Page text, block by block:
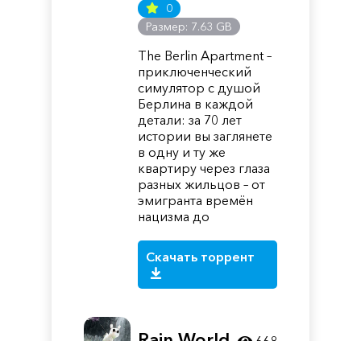
0
Размер: 7.63 GB
The Berlin Apartment –
приключенческий
симулятор с душой
Берлина в каждой
детали: за 70 лет
истории вы заглянете
в одну и ту же
квартиру через глаза
разных жильцов – от
эмигранта времён
нацизма до
Скачать торрент